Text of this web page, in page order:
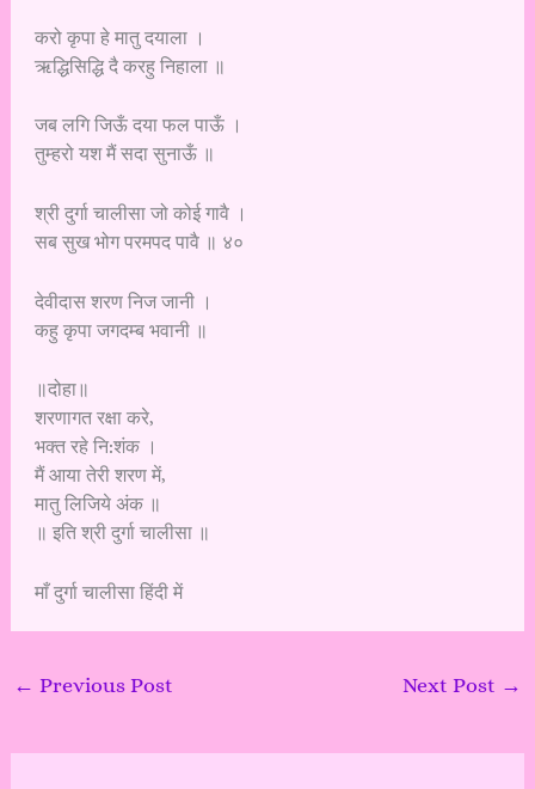
करो कृपा हे मातु दयाला ।
ऋद्धिसिद्धि दै करहु निहाला ॥
जब लगि जिऊँ दया फल पाऊँ ।
तुम्हरो यश मैं सदा सुनाऊँ ॥
श्री दुर्गा चालीसा जो कोई गावै ।
सब सुख भोग परमपद पावै ॥ ४०
देवीदास शरण निज जानी ।
कहु कृपा जगदम्ब भवानी ॥
॥दोहा॥
शरणागत रक्षा करे,
भक्त रहे नि:शंक ।
मैं आया तेरी शरण में,
मातु लिजिये अंक ॥
॥ इति श्री दुर्गा चालीसा ॥
माँ दुर्गा चालीसा हिंदी में
← Previous Post Next Post →